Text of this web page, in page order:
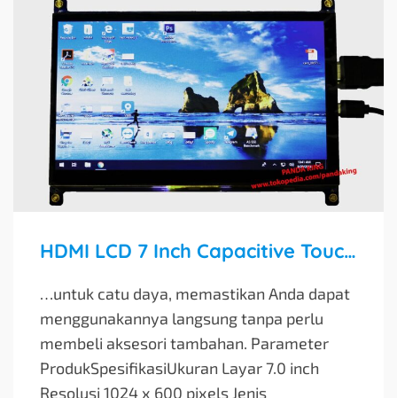
HDMI LCD 7 Inch Capacitive Touchscreen
…untuk catu daya, memastikan Anda dapat
menggunakannya langsung tanpa perlu
membeli aksesori tambahan. Parameter
ProdukSpesifikasiUkuran Layar 7.0 inch
Resolusi 1024 x 600 pixels Jenis